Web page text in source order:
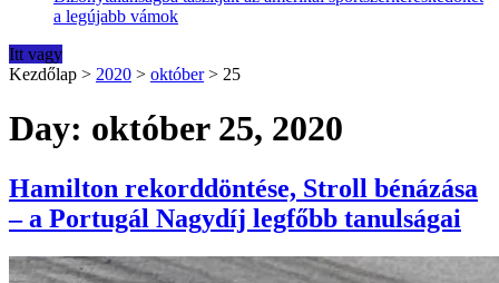
a legújabb vámok
Itt vagy
Kezdőlap > 2020 > október > 25
Day: október 25, 2020
Hamilton rekorddöntése, Stroll bénázása
– a Portugál Nagydíj legfőbb tanulságai